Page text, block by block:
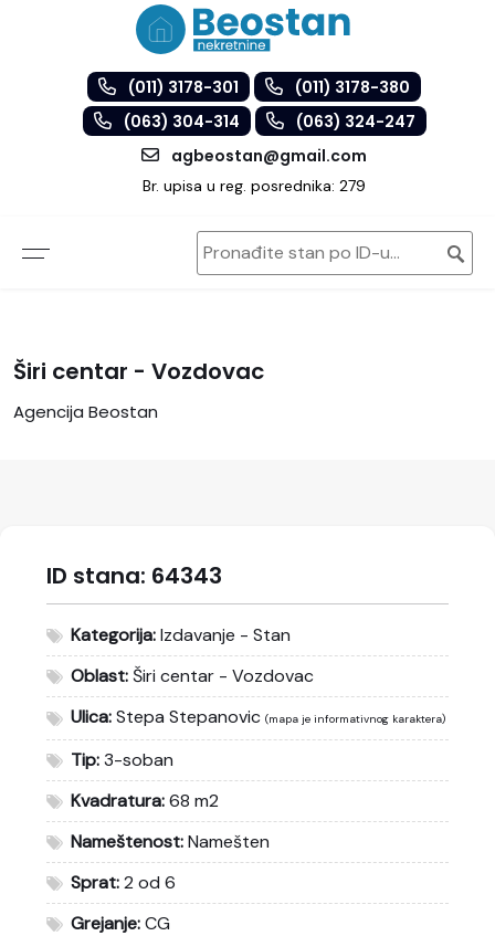
(011) 3178-301
(011) 3178-380
(063) 304-314
(063) 324-247
agbeostan@gmail.com
Br. upisa u reg. posrednika: 279
Širi centar - Vozdovac
Agencija Beostan
ID stana: 64343
Kategorija:Izdavanje - Stan
Oblast:Širi centar - Vozdovac
Ulica:Stepa Stepanovic (mapa je informativnog karaktera)
Tip:3-soban
Kvadratura:68 m2
Nameštenost:Namešten
Sprat:2 od 6
Grejanje:CG